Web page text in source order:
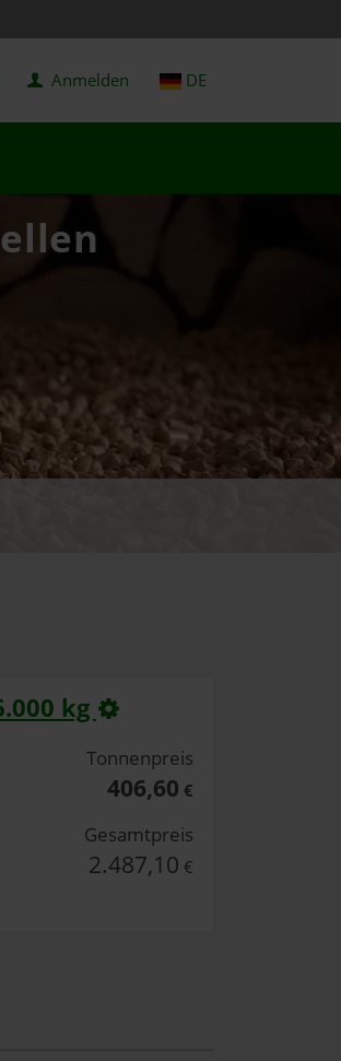
Anmelden DE
kg
Tonnenpreis
406,60 €
Gesamtpreis
2.487,10 €